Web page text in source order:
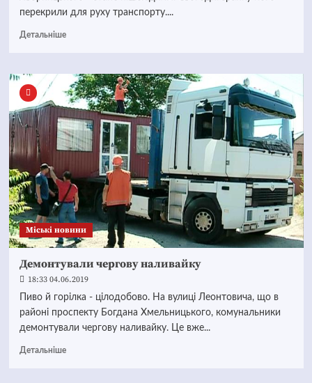
перекрили для руху транспорту....
Детальніше
Mіські новини
Демонтували чергову наливайку
18:33 04.06.2019
Пиво й горілка - цілодобово. На вулиці Леонтовича, що в
районі проспекту Богдана Хмельницького, комунальники
демонтували чергову наливайку. Це вже...
Детальніше